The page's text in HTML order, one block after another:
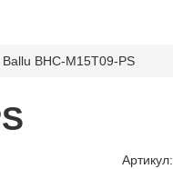
Ballu BHC-M15T09-PS
Артикул: